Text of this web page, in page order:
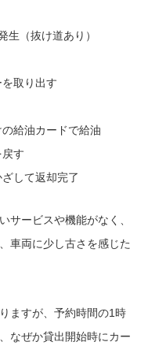
生（抜け道あり）
取り出す
給油カードで給油
す
して返却完了
サービスや機能がなく、
車両に少し古さを感じた
ますが、予約時間の1時
なぜか貸出開始時にカー